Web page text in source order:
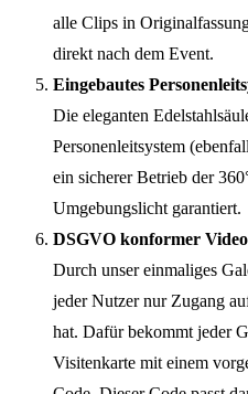
alle Clips in
direkt nach dem Event.
Eingebautes
Die eleganten
Personenleitsystem
ein sicherer Betrieb der
Umgebungslicht garantiert.
DSGVO konformer
Durch unser einmaliges
jeder Nutzer nur Zugang
hat. Dafür bekommt jeder
Visitenkarte mit einem